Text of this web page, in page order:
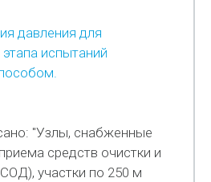
давления для
испытаний
"Узлы, снабженные
средств очистки и
участки по 250 м